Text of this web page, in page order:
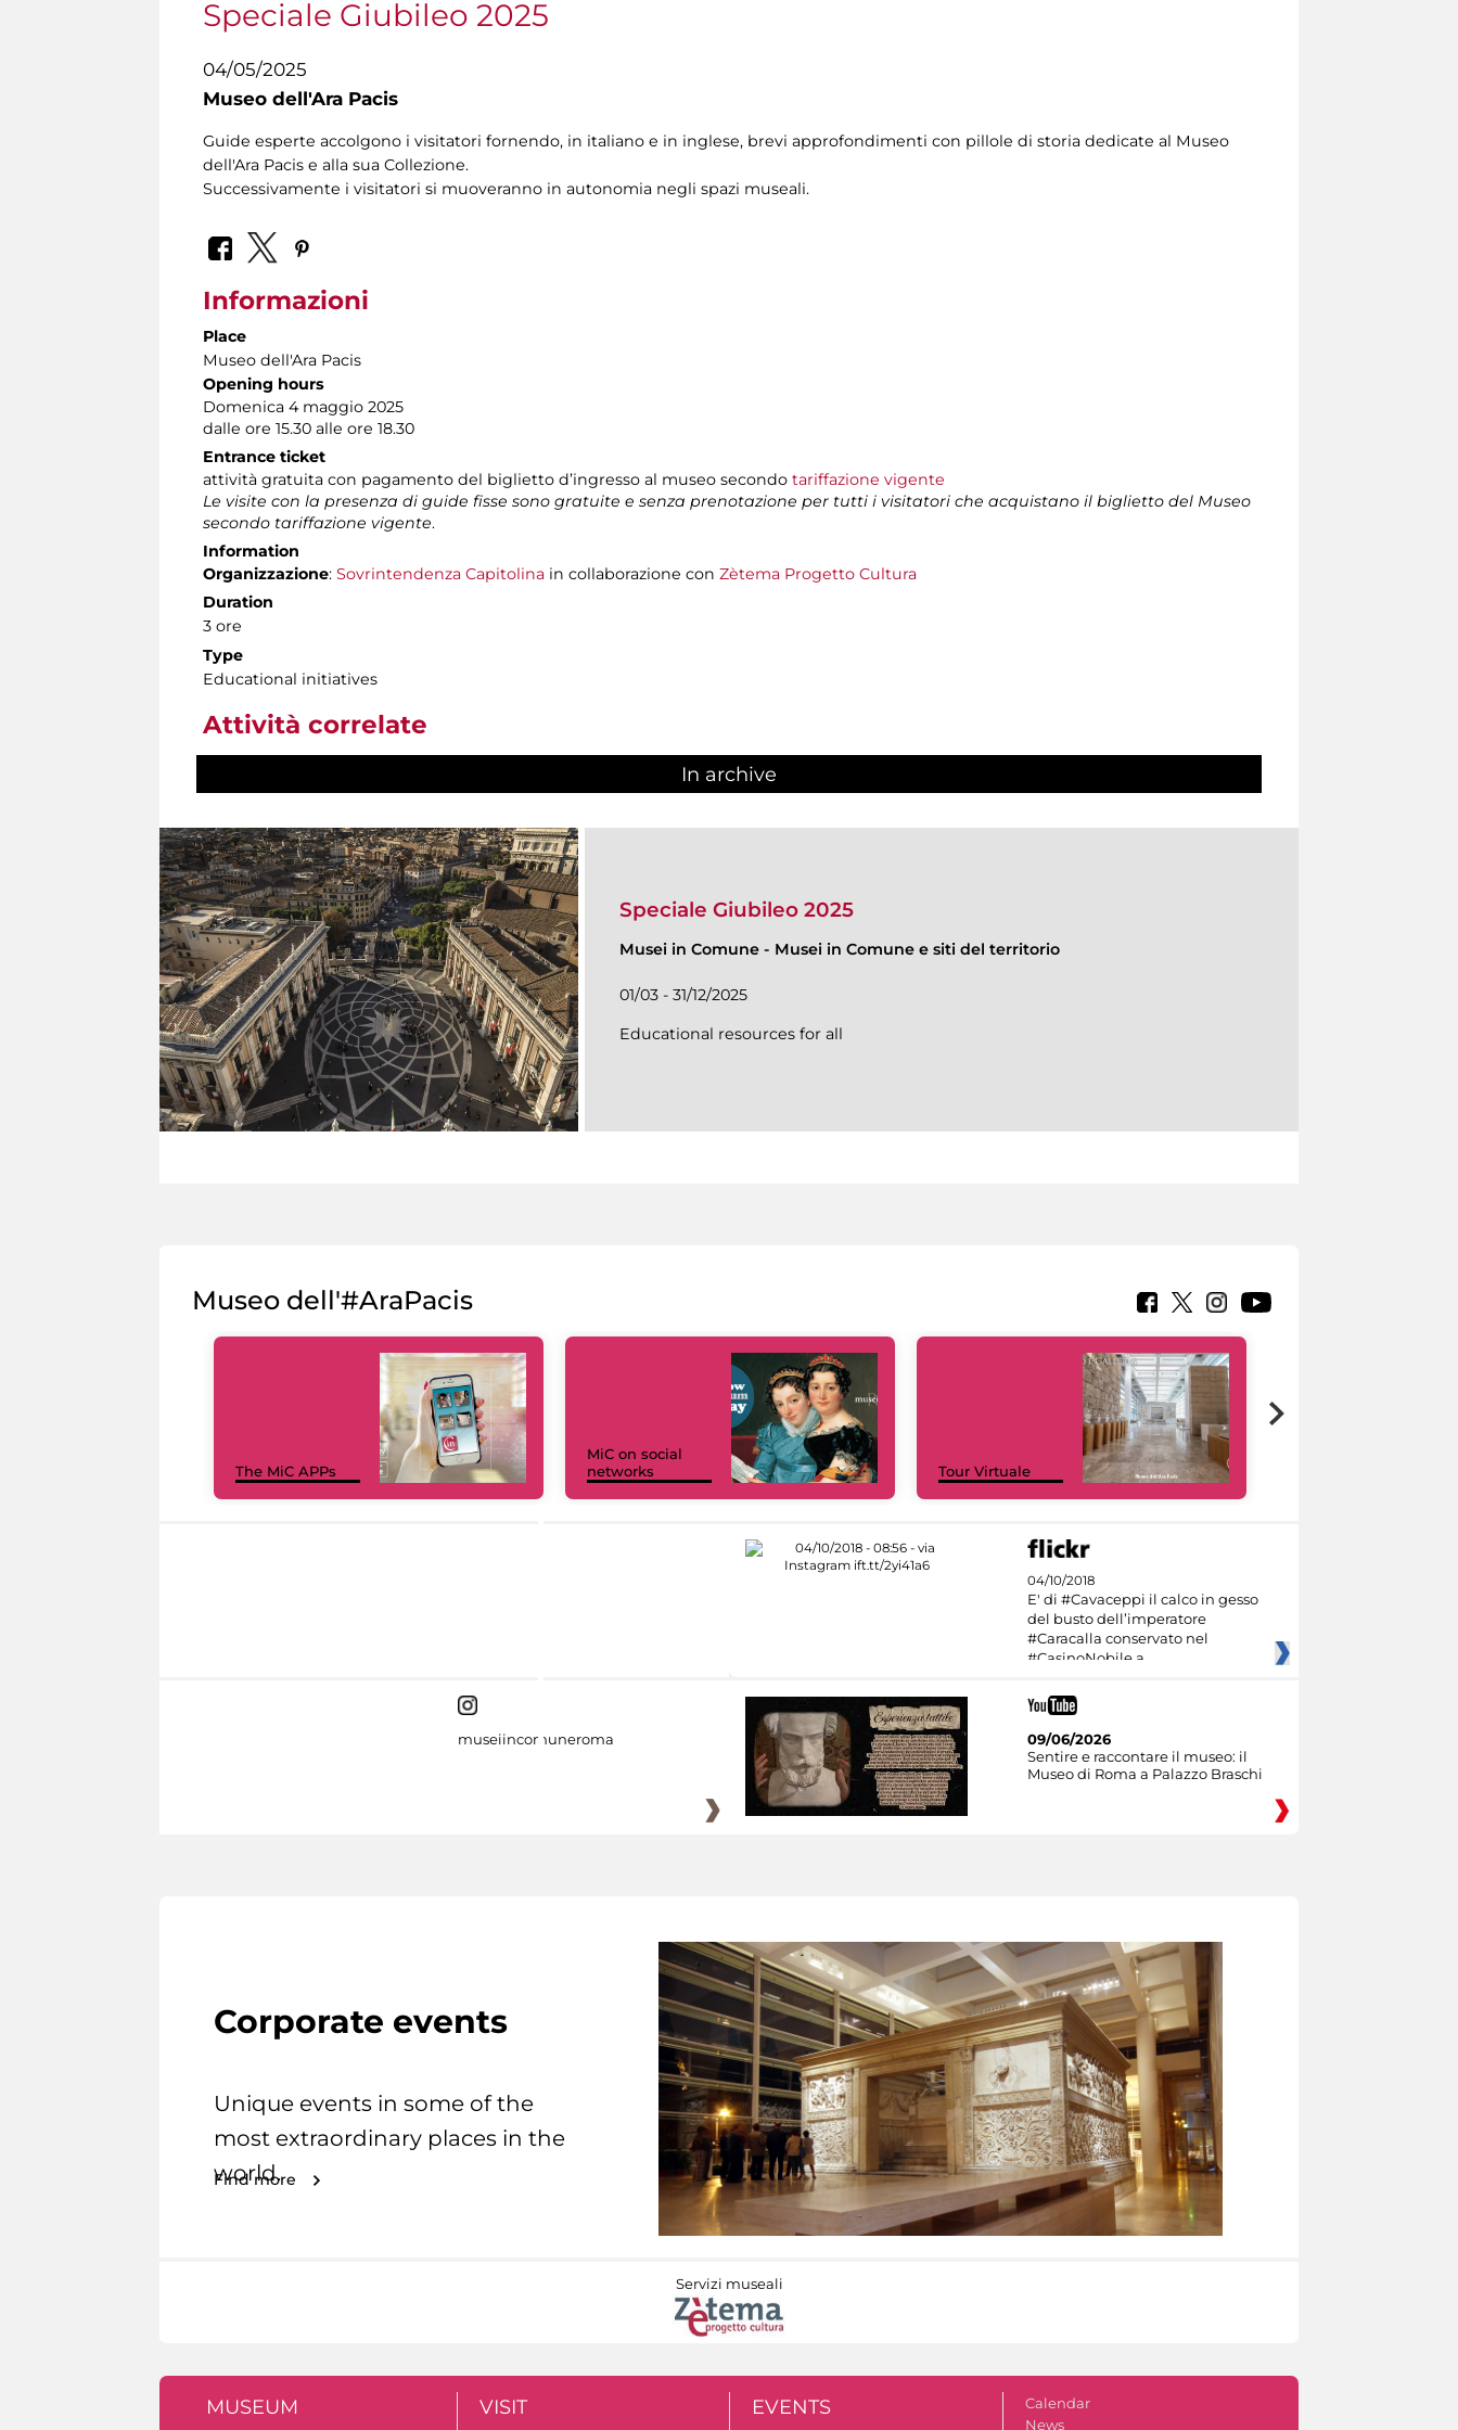
Speciale Giubileo 2025
04/05/2025
Museo dell'Ara Pacis
Guide esperte accolgono i visitatori fornendo, in italiano e in inglese, brevi approfondimenti con pillole di storia dedicate al Museo
dell'Ara Pacis e alla sua Collezione.
Successivamente i visitatori si muoveranno in autonomia negli spazi museali.
Informazioni
Place
Museo dell'Ara Pacis
Opening hours
Domenica 4 maggio 2025
dalle ore 15.30 alle ore 18.30
Entrance ticket
attività gratuita con pagamento del biglietto d’ingresso al museo secondo tariffazione vigente
Le visite con la presenza di guide fisse sono gratuite e senza prenotazione per tutti i visitatori che acquistano il biglietto del Museo
secondo tariffazione vigente.
Information
Organizzazione: Sovrintendenza Capitolina in collaborazione con Zètema Progetto Cultura
Duration
3 ore
Type
Educational initiatives
Attività correlate
In archive
Speciale Giubileo 2025
Musei in Comune - Musei in Comune e siti del territorio
01/03 - 31/12/2025
Educational resources for all
Museo dell'#AraPacis
The MiC APPs
MiC on social
networks
Tour Virtuale
04/10/2018
E' di #Cavaceppi il calco in gesso
del busto dell’imperatore
#Caracalla conservato nel
#CasinoNobile a
museiincomuneroma
09/06/2026
Sentire e raccontare il museo: il
Museo di Roma a Palazzo Braschi
Corporate events
Unique events in some of the
most extraordinary places in the
world.
Find more
Servizi museali
MUSEUM VISIT EVENTS
Calendar
News